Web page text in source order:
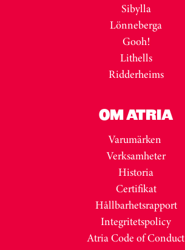
Sibylla
Lönneberga
Gooh!
Lithells
Ridderheims
OM ATRIA
Varumärken
Verksamheter
Historia
Certifikat
Hållbarhetsrapport
Integritetspolicy
Atria Code of Conduct